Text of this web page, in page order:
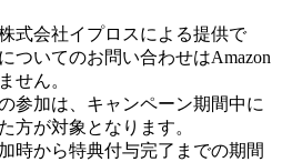
式会社イプロスによる提供で
ついてのお問い合わせはAmazon
せん。
参加は、キャンペーン期間中に
方が対象となります。
時から特典付与完了までの期間